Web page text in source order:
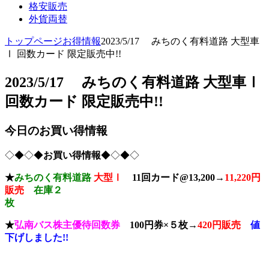
格安販売
外貨両替
トップページお得情報2023/5/17 みちのく有料道路 大型車
Ⅰ 回数カード 限定販売中!!
2023/5/17 みちのく有料道路 大型車Ⅰ
回数カード 限定販売中!!
今日のお買い得情報
◇◆◇◆お買い得情報◆◇◆◇
★みちのく有料道路 大型Ⅰ 11回カード@13,200→ 11,220円
販売
在庫２
枚
★弘南バス株主優待回数券 100円券×５枚→420円販売
値
下げしました!!